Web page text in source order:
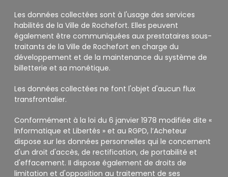
Les données collectées sont à l'usage des services
habilités de la Ville de Rochefort. Elles peuvent
également être communiquées aux prestataires sous-
traitants de la Ville de Rochefort en charge du
développement et de la maintenance du système de
billetterie et sa monétique.
Les données collectées ne font l'objet d'aucun flux
transfrontalier.
Conformément à la loi du 6 janvier 1978 modifiée dite «
lnformatique et Libertés » et au RGPD, l’Acheteur
dispose sur les données personnelles qui le concernent
d'un droit d'accès, de rectification, de portabilité et
d'effacement. II dispose également de droits de
limitation et d'opposition au traitement de ses